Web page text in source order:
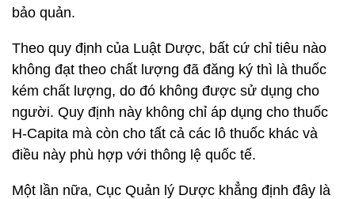
bảo quản.
Theo quy định của Luật Dược, bất cứ chỉ tiêu nào
không đạt theo chất lượng đã đăng ký thì là thuốc
kém chất lượng, do đó không được sử dụng cho
người. Quy định này không chỉ áp dụng cho thuốc
H-Capita mà còn cho tất cả các lô thuốc khác và
điều này phù hợp với thông lệ quốc tế.
Một lần nữa, Cục Quản lý Dược khẳng định đây là